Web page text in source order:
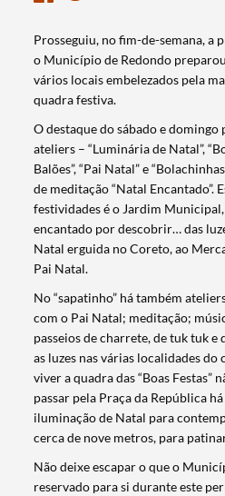
Prosseguiu, no fim-de-semana, a
o Município de Redondo
vários locais embelezados pela
quadra festiva.
O destaque do sábado e domingo
ateliers – “Luminária de Natal”,
Balões”, “Pai Natal” e
de meditação “Natal Encantado”.
festividades é o Jardim
encantado por descobrir… das
Natal erguida no Coreto, ao
Pai Natal.
No “sapatinho” há também
com o Pai Natal; meditação;
passeios de charrete, de tuk tuk
as luzes nas várias localidades
viver a quadra das “Boas Festas”
passar pela Praça da República
iluminação de Natal para
cerca de nove metros, para
Não deixe escapar o que o
reservado para si durante este